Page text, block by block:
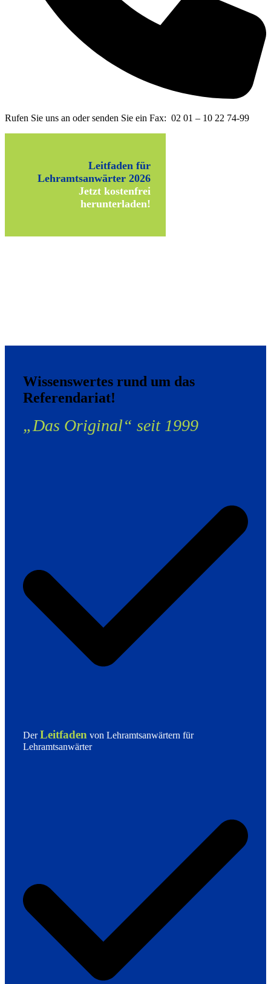
Rufen Sie uns an oder senden Sie ein Fax: 02 01 – 10 22 74-99
Leitfaden für
Lehramtsanwärter 2026
Jetzt kostenfrei
herunterladen!
Wissenswertes rund um das
Referendariat!
„Das Original“ seit 1999
DerLeitfaden von Lehramtsanwärtern für
Lehramtsanwärter